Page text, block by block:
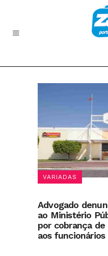
VARIADAS
Advogado
ao Ministério
por cobrança
aos funcionários